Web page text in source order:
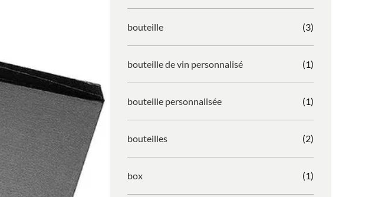
bouteille (3)
bouteille de vin personnalisé (1)
bouteille personnalisée (1)
bouteilles (2)
box (1)